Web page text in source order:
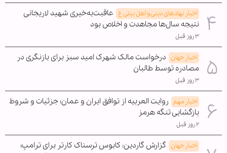
اخبار نهادهای دینی و اهل بیتی ع عاقبت‌به‌خیری شهید لاریجانی
نتیجه سال‌ها مجاهدت و اخلاص بود
۳ روز قبل
اخبار جهان درخواست مالک شهرک امید سبز برای بازنگری در
مصادره توسط طالبان
۳ روز قبل
اخبار مهم روایت العربیه از توافق ایران و عمان؛ جزئیات و شروط
بازگشایی تنگه هرمز
۲ روز قبل
اخبار جهان گزارش گاردین: کابوس ترسناک کارتر برای ترامپ؛